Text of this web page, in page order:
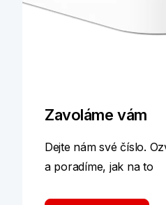
Zavoláme vám
Dejte nám své číslo.
a poradíme, jak na to